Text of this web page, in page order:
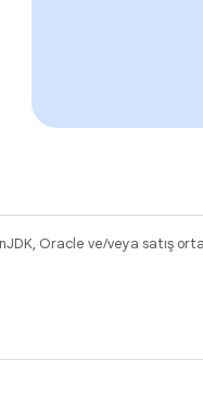
Oracle ve/veya satış